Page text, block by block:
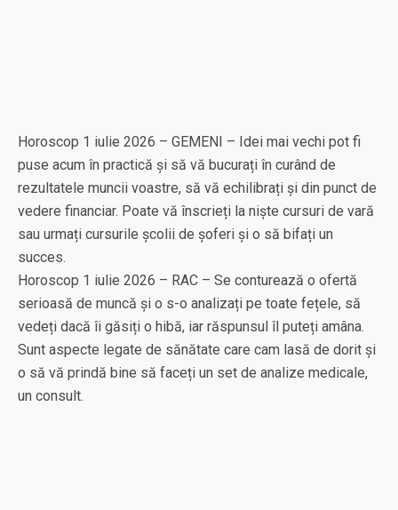
Horoscop 1 iulie 2026 – GEMENI – Idei mai vechi pot fi
puse acum în practică și să vă bucurați în curând de
rezultatele muncii voastre, să vă echilibrați și din punct de
vedere financiar. Poate vă înscrieți la niște cursuri de vară
sau urmați cursurile școlii de șoferi și o să bifați un
succes.
Horoscop 1 iulie 2026 – RAC – Se conturează o ofertă
serioasă de muncă și o s-o analizați pe toate fețele, să
vedeți dacă îi găsiți o hibă, iar răspunsul îl puteți amâna.
Sunt aspecte legate de sănătate care cam lasă de dorit și
o să vă prindă bine să faceți un set de analize medicale,
un consult.